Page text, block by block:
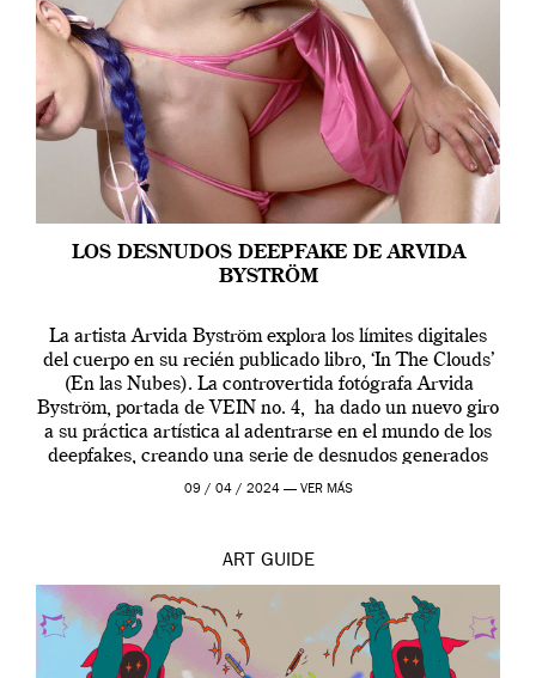
LOS DESNUDOS DEEPFAKE DE ARVIDA
BYSTRÖM
La artista Arvida Byström explora los límites digitales
del cuerpo en su recién publicado libro, ‘In The Clouds’
(En las Nubes). La controvertida fotógrafa Arvida
Byström, portada de VEIN no. 4, ha dado un nuevo giro
a su práctica artística al adentrarse en el mundo de los
deepfakes, creando una serie de desnudos generados
por […]
09 / 04 / 2024 — VER MÁS
ART GUIDE